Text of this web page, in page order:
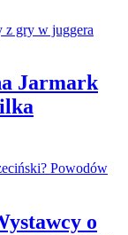
Jarmark
o